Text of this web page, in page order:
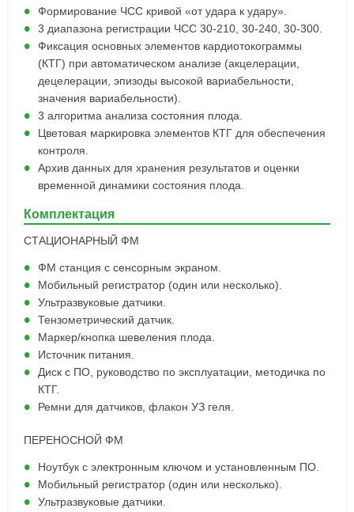
Формирование ЧСС кривой «от удара к удару».
3 диапазона регистрации ЧСС 30-210, 30-240, 30-300.
Фиксация основных элементов кардиотокограммы
(КТГ) при автоматическом анализе (акцелерации,
децелерации, эпизоды высокой вариабельности,
значения вариабельности).
3 алгоритма анализа состояния плода.
Цветовая маркировка элементов КТГ для обеспечения
контроля.
Архив данных для хранения результатов и оценки
временной динамики состояния плода.
Комплектация
СТАЦИОНАРНЫЙ ФМ
ФМ станция с сенсорным экраном.
Мобильный регистратор (один или несколько).
Ультразвуковые датчики.
Тензометрический датчик.
Маркер/кнопка шевеления плода.
Источник питания.
Диск с ПО, руководство по эксплуатации, методичка по
КТГ.
Ремни для датчиков, флакон УЗ геля.
ПЕРЕНОСНОЙ ФМ
Ноутбук с электронным ключом и установленным ПО.
Мобильный регистратор (один или несколько).
Ультразвуковые датчики.